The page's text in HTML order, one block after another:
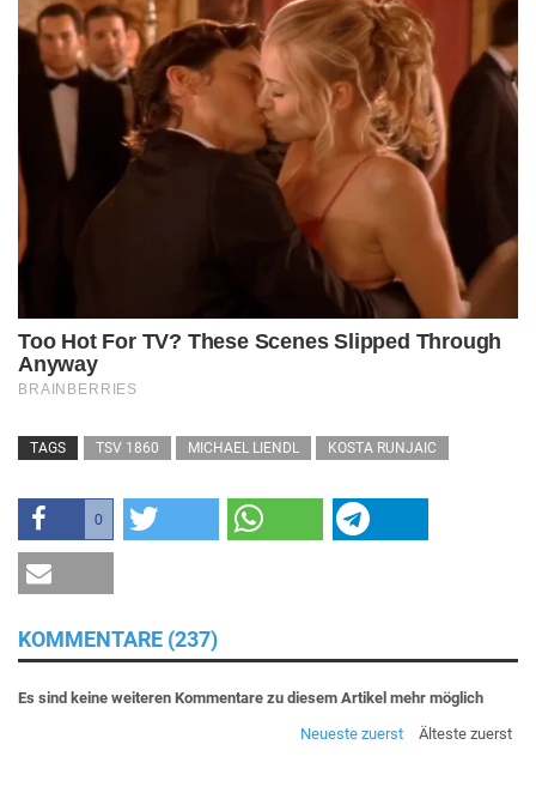
TAGS TSV 1860 MICHAEL LIENDL KOSTA RUNJAIC
0
KOMMENTARE (237)
Es sind keine weiteren Kommentare zu diesem Artikel mehr möglich
Neueste zuerst
Älteste zuerst